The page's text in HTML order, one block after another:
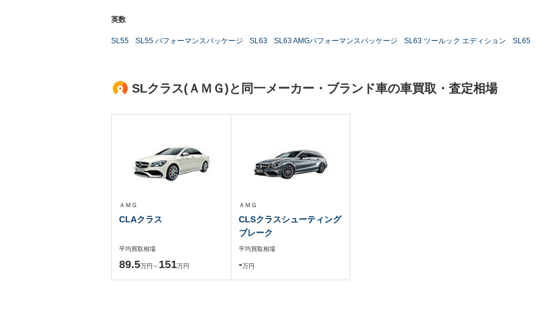
英数
SL55 SL55 パフォーマンスパッケージ SL63 SL63 AMGパフォーマンスパッケージ SL63 ツールック エディション SL65
SLクラス(ＡＭＧ)と同一メーカー・ブランド車の車買取・査定相場
ＡＭＧ
CLAクラス
平均買取相場
89.5万円～ 151万円
ＡＭＧ
CLSクラスシューティング
ブレーク
平均買取相場
-万円